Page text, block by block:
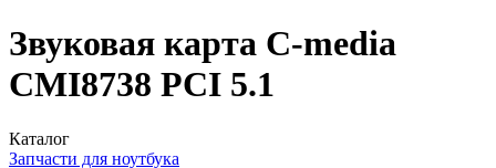
Звуковая карта C-media
CMI8738 PCI 5.1
Каталог
Запчасти для ноутбука